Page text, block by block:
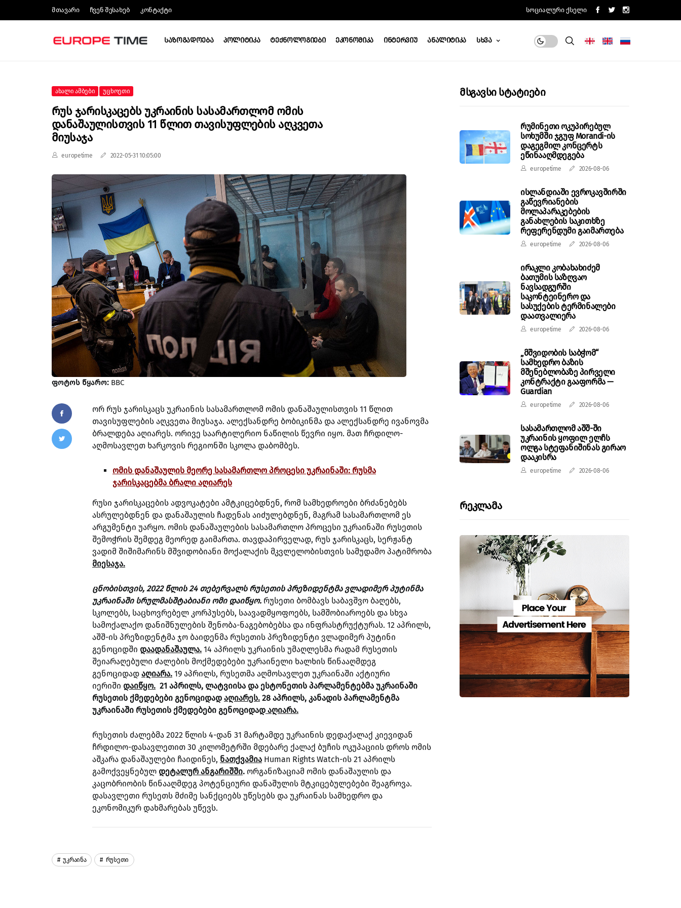
Მთავარი Ჩვენ Შესახებ Კონტაქტი Სოციალური Ქსელი
Საზოგადოება Პოლიტიკა Ტექნოლოგიები Ეკონომიკა Ინტერვიუ Ანალიტიკა Სხვა
Ახალი Ამბები Უცხოეთი
Რუს Ჯარისკაცებს Უკრაინის Სასამართლომ Ომის
Დანაშაულისთვის 11 Წლით Თავისუფლების Აღკვეთა
Მიუსაჯა
europetime 2022-05-31 10:05:00
ფოტოს წყარო: BBC
ორ რუს ჯარისკაცს უკრაინის სასამართლომ ომის დანაშაულისთვის 11 წლით
თავისუფლების აღკვეთა მიუსაჯა. ალექსანდრე ბობიკინმა და ალექსანდრე ივანოვმა
ბრალდება აღიარეს. ორივე საარტილერიო ნაწილის წევრი იყო. მათ ჩრდილო-
აღმოსავლეთ ხარკოვის რეგიონში სკოლა დაბომბეს.
ომის დანაშაულის მეორე სასამართლო პროცესი უკრაინაში: რუსმა
ჯარისკაცებმა ბრალი აღიარეს
რუსი ჯარისკაცების ადვოკატები ამტკიცებდნენ, რომ სამხედროები ბრძანებებს
ასრულებდნენ და დანაშაულის ჩადენას აიძულებდნენ, მაგრამ სასამართლომ ეს
არგუმენტი უარყო. ომის დანაშაულების სასამართლო პროცესი უკრაინაში რუსეთის
შემოჭრის შემდეგ მეორედ გაიმართა. თავდაპირველად, რუს ჯარისკაცს, სერჟანტ
ვადიმ შიშიმარინს მშვიდობიანი მოქალაქის მკვლელობისთვის სამუდამო პატიმრობა
მიესაჯა.
ცნობისთვის, 2022 წლის 24 თებერვალს რუსეთის პრეზიდენტმა ვლადიმერ პუტინმა
უკრაინაში სრულმასშტაბიანი ომი დაიწყო. რუსეთი ბომბავს საბავშვო ბაღებს,
სკოლებს, საცხოვრებელ კორპუსებს, საავადმყოფოებს, სამშობიაროებს და სხვა
სამოქალაქო დანიშნულების შენობა-ნაგებობებსა და ინფრასტრუქტურას. 12 აპრილს,
აშშ-ის პრეზიდენტმა ჯო ბაიდენმა რუსეთის პრეზიდენტი ვლადიმერ პუტინი
გენოციდში დაადანაშაულა. 14 აპრილს უკრაინის უმაღლესმა რადამ რუსეთის
შეიარაღებული ძალების მოქმედებები უკრაინელი ხალხის წინააღმდეგ
გენოციდად აღიარა. 19 აპრილს, რუსეთმა აღმოსავლეთ უკრაინაში აქტიური
იერიში დაიწყო. 21 აპრილს, ლატვიისა და ესტონეთის პარლამენტებმა უკრაინაში
რუსეთის ქმედებები გენოციდად აღიარეს. 28 აპრილს, კანადის პარლამენტმა
უკრაინაში რუსეთის ქმედებები გენოციდად აღიარა.
რუსეთის ძალებმა 2022 წლის 4-დან 31 მარტამდე უკრაინის დედაქალაქ კიევიდან
ჩრდილო-დასავლეთით 30 კილომეტრში მდებარე ქალაქ ბუჩის ოკუპაციის დროს ომის
აშკარა დანაშაულები ჩაიდინეს, ნათქვამია Human Rights Watch-ის 21 აპრილს
გამოქვეყნებულ დეტალურ ანგარიშში. ორგანიზაციამ ომის დანაშაულის და
კაცობრიობის წინააღმდეგ პოტენციური დანაშულის მტკიცებულებები შეაგროვა.
დასავლეთი რუსეთს მძიმე სანქციებს უწესებს და უკრაინას სამხედრო და
ეკონომიკურ დახმარებას უწევს.
Უკრაინა Რუსეთი
Მსგავსი Სტატიები
რუმინეთი ოკუპირებულ
სოხუმში ჯგუფ Morandi-ის
დაგეგმილ კონცერტს
ეწინააღმდეგება
europetime 2026-08-06
ისლანდიაში ევროკავშირში
გაწევრიანების
მოლაპარაკებების
განახლების საკითხზე
რეფერენდუმი გაიმართება
europetime 2026-08-06
ირაკლი კობახახიძემ
ბათუმის საზღვაო
ნავსადგურში
საკონტეინერო და
სასუქების ტერმინალები
დაათვალიერა
europetime 2026-08-06
„მშვიდობის საბჭომ“
სამხედრო ბაზის
მშენებლობაზე პირველი
კონტრაქტი გააფორმა —
Guardian
europetime 2026-08-06
სასამართლომ აშშ-ში
უკრაინის ყოფილ ელჩს
ოლგა სტეფანიშინას გირაო
დააკისრა
europetime 2026-08-06
Რეკლამა